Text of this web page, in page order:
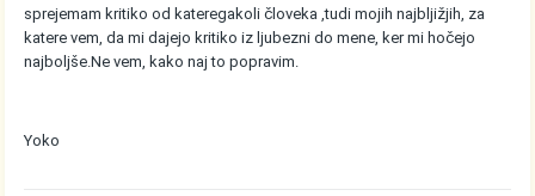
sprejemam kritiko od kateregakoli človeka ,tudi mojih najbljižjih, za
katere vem, da mi dajejo kritiko iz ljubezni do mene, ker mi hočejo
najboljše.Ne vem, kako naj to popravim.
Yoko